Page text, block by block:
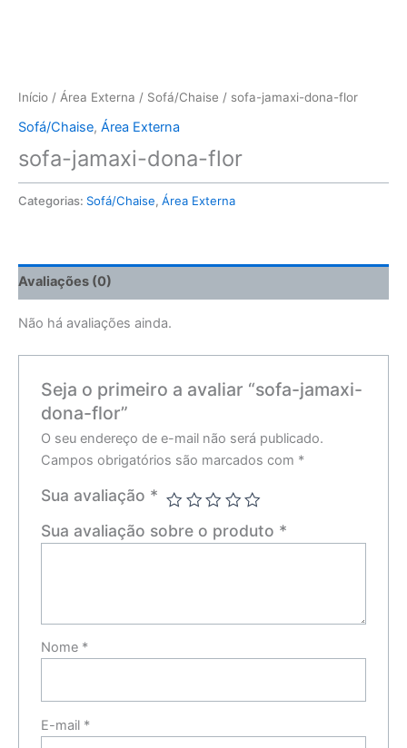
Início / Área Externa / Sofá/Chaise / sofa-jamaxi-dona-flor
Sofá/Chaise, Área Externa
sofa-jamaxi-dona-flor
Categorias: Sofá/Chaise, Área Externa
Avaliações (0)
Não há avaliações ainda.
Seja o primeiro a avaliar “sofa-jamaxi-
dona-flor”
O seu endereço de e-mail não será publicado.
Campos obrigatórios são marcados com *
Sua avaliação *
Sua avaliação sobre o produto *
Nome *
E-mail *